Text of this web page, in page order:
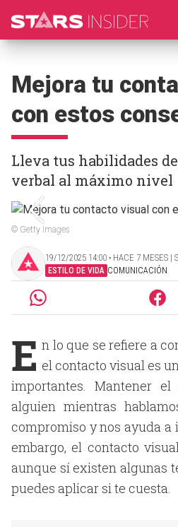
Mejora tu
con estos
Lleva tus habilidades
verbal al máximo nivel
© Getty Images
19/12/2025 14:00 ‧ HACE 7 MESES |
ESTILO DE VIDA COMUNICACIÓN
E n lo que se refiere a
el contacto visual es
importantes. Mantener
alguien mientras
compromiso y nos ayuda a
embargo, el contacto
aunque sí existen algunas
puedes aplicar si te cuesta.